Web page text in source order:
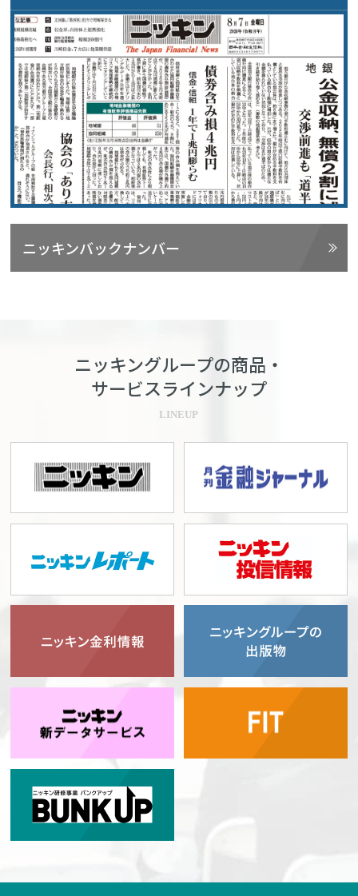
ニッキンバックナンバー
ニッキングループの商品・
サービスラインナップ
LINEUP